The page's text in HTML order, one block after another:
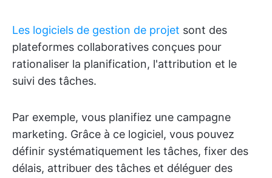
Les logiciels de gestion de projet sont des
plateformes collaboratives conçues pour
rationaliser la planification, l'attribution et le
suivi des tâches.
Par exemple, vous planifiez une campagne
marketing. Grâce à ce logiciel, vous pouvez
définir systématiquement les tâches, fixer des
délais, attribuer des tâches et déléguer des